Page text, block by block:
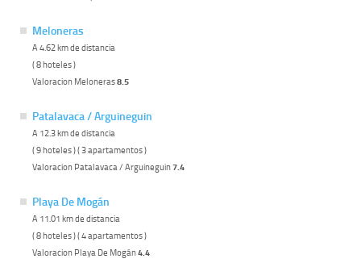
Meloneras
A 4.62 km de distancia
( 8 hoteles )
Valoracion Meloneras8.5
Patalavaca / Arguineguin
A 12.3 km de distancia
( 9 hoteles ) ( 3 apartamentos )
Valoracion Patalavaca / Arguineguin7.4
Playa De Mogán
A 11.01 km de distancia
( 8 hoteles ) ( 4 apartamentos )
Valoracion Playa De Mogán4.4